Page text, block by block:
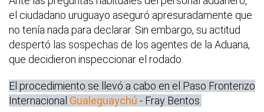
el ciudadano uruguayo aseguró apresuradamente que
no tenía nada para declarar. Sin embargo, su actitud
despertó las sospechas de los agentes de la Aduana,
que decidieron inspeccionar el rodado.
El procedimiento se llevó a cabo en el Paso Fronterizo
Internacional Gualeguaychú - Fray Bentos.